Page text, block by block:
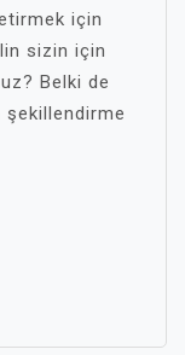
için
sizin için
Belki de